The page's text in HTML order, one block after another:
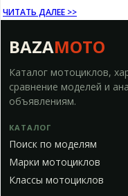
ЧИТАТЬ ДАЛЕЕ >>
BAZAMOTO
Каталог мотоциклов,
сравнение моделей и
объявлениям.
КАТАЛОГ
Поиск по моделям
Марки мотоциклов
Классы мотоциклов